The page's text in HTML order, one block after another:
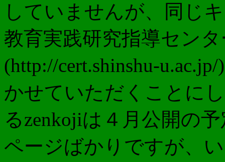
していませんが、同じ
教育実践研究指導セン
(http://cert.shinshu-
かせていただくことに
るzenkojiは４月公開の
ページばかりですが、